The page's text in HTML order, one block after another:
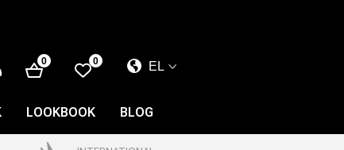
0 0
EL
EN
LOOKBOOK BLOG